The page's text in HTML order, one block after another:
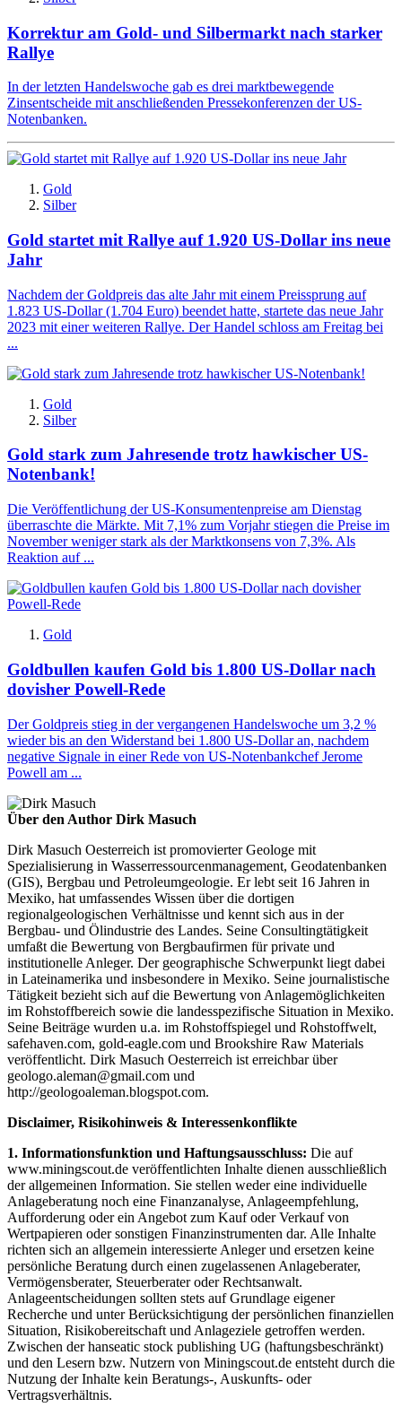
Korrektur am Gold- und Silbermarkt nach starker
Rallye
In der letzten Handelswoche gab es drei marktbewegende
Zinsentscheide mit anschließenden Pressekonferenzen der US-
Notenbanken.
Gold
Silber
Gold startet mit Rallye auf 1.920 US-Dollar ins neue
Jahr
Nachdem der Goldpreis das alte Jahr mit einem Preissprung auf
1.823 US-Dollar (1.704 Euro) beendet hatte, startete das neue Jahr
2023 mit einer weiteren Rallye. Der Handel schloss am Freitag bei
...
Gold
Silber
Gold stark zum Jahresende trotz hawkischer US-
Notenbank!
Die Veröffentlichung der US-Konsumentenpreise am Dienstag
überraschte die Märkte. Mit 7,1% zum Vorjahr stiegen die Preise im
November weniger stark als der Marktkonsens von 7,3%. Als
Reaktion auf ...
Gold
Goldbullen kaufen Gold bis 1.800 US-Dollar nach
dovisher Powell-Rede
Der Goldpreis stieg in der vergangenen Handelswoche um 3,2 %
wieder bis an den Widerstand bei 1.800 US-Dollar an, nachdem
negative Signale in einer Rede von US-Notenbankchef Jerome
Powell am ...
Über den Author Dirk Masuch
Dirk Masuch Oesterreich ist promovierter Geologe mit
Spezialisierung in Wasserressourcenmanagement, Geodatenbanken
(GIS), Bergbau und Petroleumgeologie. Er lebt seit 16 Jahren in
Mexiko, hat umfassendes Wissen über die dortigen
regionalgeologischen Verhältnisse und kennt sich aus in der
Bergbau- und Ölindustrie des Landes. Seine Consultingtätigkeit
umfaßt die Bewertung von Bergbaufirmen für private und
institutionelle Anleger. Der geographische Schwerpunkt liegt dabei
in Lateinamerika und insbesondere in Mexiko. Seine journalistische
Tätigkeit bezieht sich auf die Bewertung von Anlagemöglichkeiten
im Rohstoffbereich sowie die landesspezifische Situation in Mexiko.
Seine Beiträge wurden u.a. im Rohstoffspiegel und Rohstoffwelt,
safehaven.com, gold-eagle.com und Brookshire Raw Materials
veröffentlicht. Dirk Masuch Oesterreich ist erreichbar über
geologo.aleman@gmail.com und
http://geologoaleman.blogspot.com.
Disclaimer, Risikohinweis & Interessenkonflikte
1. Informationsfunktion und Haftungsausschluss: Die auf
www.miningscout.de veröffentlichten Inhalte dienen ausschließlich
der allgemeinen Information. Sie stellen weder eine individuelle
Anlageberatung noch eine Finanzanalyse, Anlageempfehlung,
Aufforderung oder ein Angebot zum Kauf oder Verkauf von
Wertpapieren oder sonstigen Finanzinstrumenten dar. Alle Inhalte
richten sich an allgemein interessierte Anleger und ersetzen keine
persönliche Beratung durch einen zugelassenen Anlageberater,
Vermögensberater, Steuerberater oder Rechtsanwalt.
Anlageentscheidungen sollten stets auf Grundlage eigener
Recherche und unter Berücksichtigung der persönlichen finanziellen
Situation, Risikobereitschaft und Anlageziele getroffen werden.
Zwischen der hanseatic stock publishing UG (haftungsbeschränkt)
und den Lesern bzw. Nutzern von Miningscout.de entsteht durch die
Nutzung der Inhalte kein Beratungs-, Auskunfts- oder
Vertragsverhältnis.